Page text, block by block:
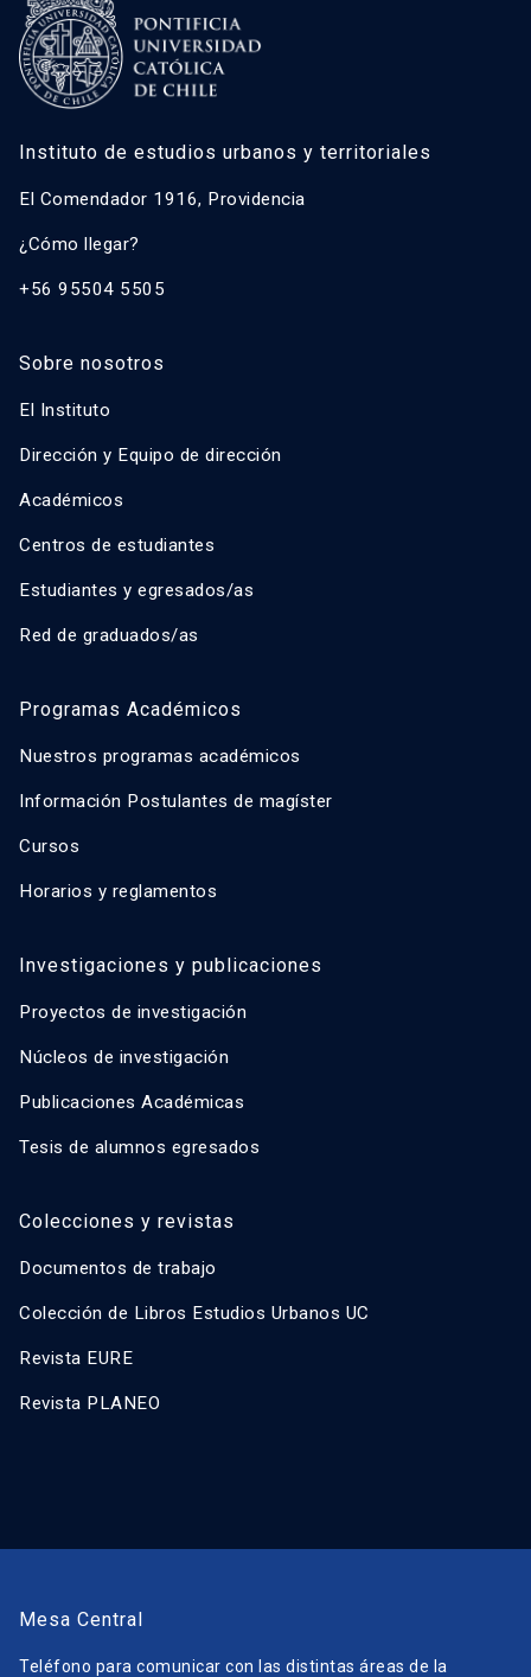
Instituto de estudios urbanos y territoriales
El Comendador 1916, Providencia
¿Cómo llegar?
+56 95504 5505
Sobre nosotros
El Instituto
Dirección y Equipo de dirección
Académicos
Centros de estudiantes
Estudiantes y egresados/as
Red de graduados/as
Programas Académicos
Nuestros programas académicos
Información Postulantes de magíster
Cursos
Horarios y reglamentos
Investigaciones y publicaciones
Proyectos de investigación
Núcleos de investigación
Publicaciones Académicas
Tesis de alumnos egresados
Colecciones y revistas
Documentos de trabajo
Colección de Libros Estudios Urbanos UC
Revista EURE
Revista PLANEO
Mesa Central
Teléfono para comunicar con las distintas áreas de la